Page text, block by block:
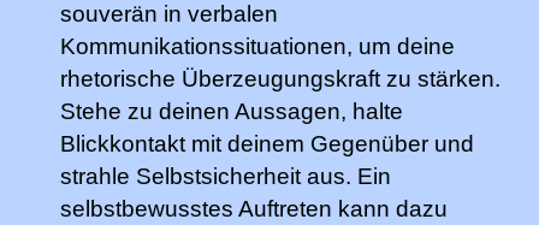
souverän in verbalen
Kommunikationssituationen, um deine
rhetorische Überzeugungskraft zu stärken.
Stehe zu deinen Aussagen, halte
Blickkontakt mit deinem Gegenüber und
strahle Selbstsicherheit aus. Ein
selbstbewusstes Auftreten kann dazu